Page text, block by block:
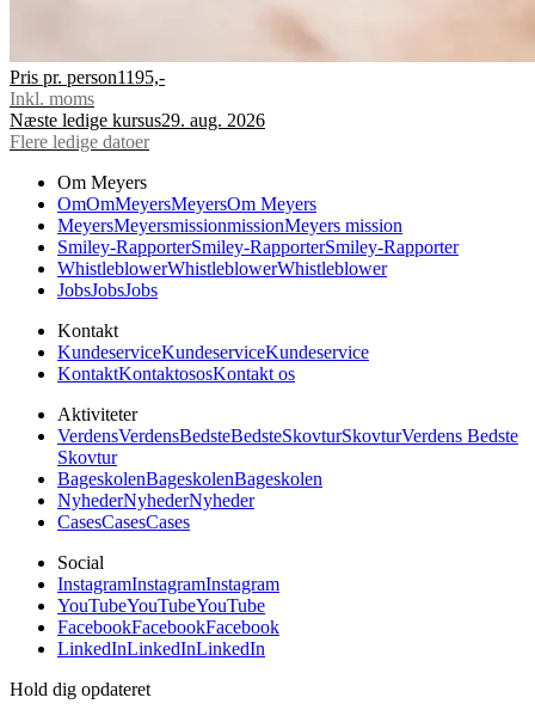
Pris pr. person1195,-
Inkl. moms
Næste ledige kursus29. aug. 2026
Flere ledige datoer
Om Meyers
OmOmMeyersMeyersOm Meyers
MeyersMeyersmissionmissionMeyers mission
Smiley-RapporterSmiley-RapporterSmiley-Rapporter
WhistleblowerWhistleblowerWhistleblower
JobsJobsJobs
Kontakt
KundeserviceKundeserviceKundeservice
KontaktKontaktososKontakt os
Aktiviteter
VerdensVerdensBedsteBedsteSkovturSkovturVerdens Bedste
Skovtur
BageskolenBageskolenBageskolen
NyhederNyhederNyheder
CasesCasesCases
Social
InstagramInstagramInstagram
YouTubeYouTubeYouTube
FacebookFacebookFacebook
LinkedInLinkedInLinkedIn
Hold dig opdateret